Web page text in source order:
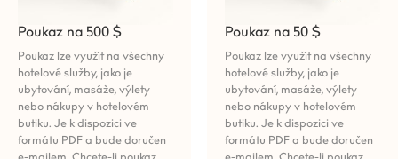
Poukaz na 500 $
Poukaz lze využít na všechny
hotelové služby, jako je
ubytování, masáže, výlety
nebo nákupy v hotelovém
butiku. Je k dispozici ve
formátu PDF a bude doručen
Poukaz na 50 $
Poukaz lze využít na všechny
hotelové služby, jako je
ubytování, masáže, výlety
nebo nákupy v hotelovém
butiku. Je k dispozici ve
formátu PDF a bude doručen